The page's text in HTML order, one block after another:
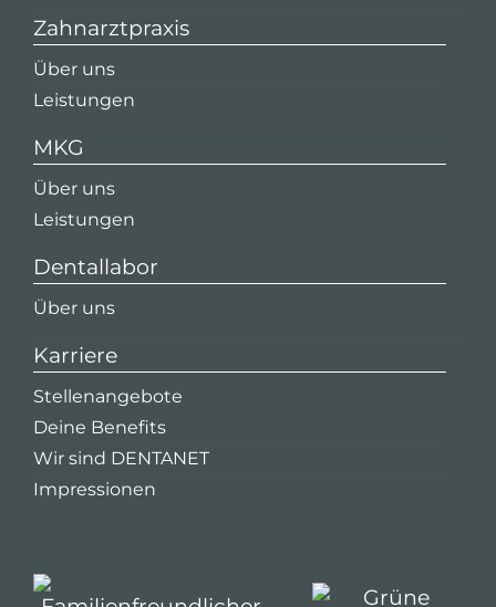
Zahnarztpraxis
Über uns
Leistungen
MKG
Über uns
Leistungen
Dentallabor
Über uns
Karriere
Stellenangebote
Deine Benefits
Wir sind DENTANET
Impressionen